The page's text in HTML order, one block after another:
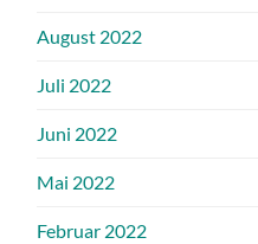
August 2022
Juli 2022
Juni 2022
Mai 2022
Februar 2022